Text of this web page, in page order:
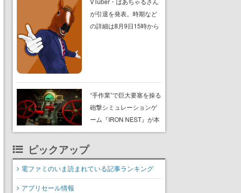
が引退を発表。時期など
の詳細は8月9日15時から
“手作業”で巨大要塞を操る
砲撃シミュレーションゲ
ーム『IRON NEST』が本
日8月7日Steamにてリリ
オペでこなし、強烈な一
撃をブチかませるロマン
ピックアップ
電ファミのいま読まれている記事ランキング
アプリセール情報